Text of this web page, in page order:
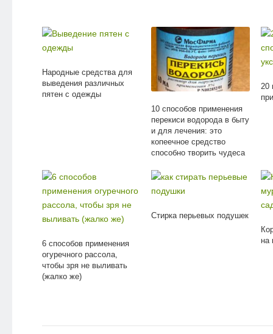
Народные средства для
выведения различных
пятен с одежды
10 способов применения
перекиси водорода в быту
и для лечения: это
копеечное средство
способно творить чудеса
20
6 способов применения
огуречного рассола,
чтобы зря не выливать
(жалко же)
Стирка перьевых подушек
на